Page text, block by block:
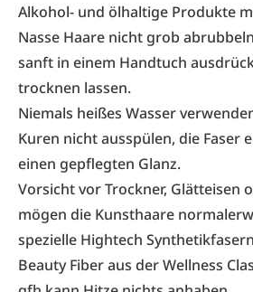
Alkohol- und ölhaltige Produkte
Nasse Haare nicht grob
sanft in einem Handtuch
trocknen lassen.
Niemals heißes Wasser
Kuren nicht ausspülen, die Faser
einen gepflegten Glanz.
Vorsicht vor Trockner, Glätteisen
mögen die Kunsthaare
spezielle Hightech
Beauty Fiber aus der Wellness